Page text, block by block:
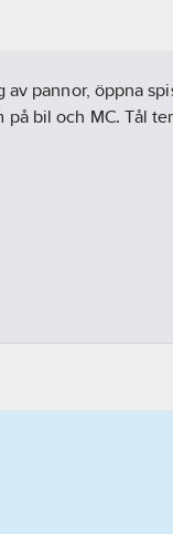
pannor, öppna
på bil och MC. Tål